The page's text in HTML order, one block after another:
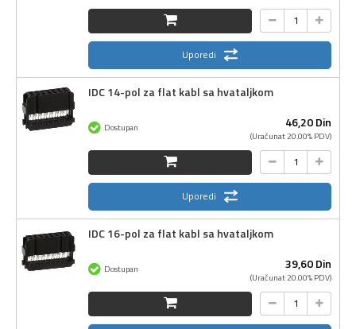
Uporedi
IDC 14-pol za flat kabl sa hvataljkom
46,20Din
(Uračunat 20.00% PDV)
Dostupan
Uporedi
IDC 16-pol za flat kabl sa hvataljkom
39,60Din
(Uračunat 20.00% PDV)
Dostupan